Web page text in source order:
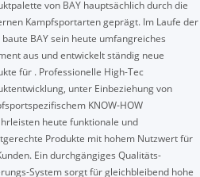
von BAY hauptsächlich durch die
Kampfsportarten geprägt. Im Laufe der
baute BAY sein heute umfangreiches
aus und entwickelt ständig neue
für . Professionelle High-Tec
unter Einbeziehung von
KNOW-HOW
heute funktionale und
Produkte mit hohem Nutzwert für
Ein durchgängiges Qualitäts-
System sorgt für gleichbleibend hohe